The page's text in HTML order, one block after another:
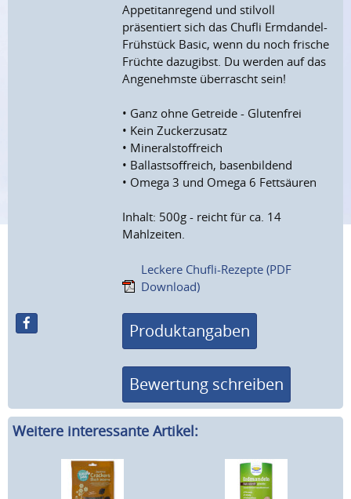
Appetitanregend und stilvoll
präsentiert sich das Chufli Ermdandel-
Frühstück Basic, wenn du noch frische
Früchte dazugibst. Du werden auf das
Angenehmste überrascht sein!
• Ganz ohne Getreide - Glutenfrei
• Kein Zuckerzusatz
• Mineralstoffreich
• Ballastsoffreich, basenbildend
• Omega 3 und Omega 6 Fettsäuren
Inhalt: 500g - reicht für ca. 14
Mahlzeiten.
Leckere Chufli-Rezepte (PDF
Download)
Produktangaben
Bewertung schreiben
Weitere interessante Artikel: